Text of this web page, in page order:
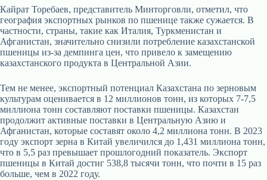
Кайрат Торебаев, представитель Минторговли, отметил, что
география экспортных рынков по пшенице также сужается. В
частности, страны, такие как Италия, Туркменистан и
Афганистан, значительно снизили потребление казахстанской
пшеницы из-за демпинга цен, что привело к замещению
казахстанского продукта в Центральной Азии.
Тем не менее, экспортный потенциал Казахстана по зерновым
культурам оценивается в 12 миллионов тонн, из которых 7-7,5
миллиона тонн составляют поставки пшеницы. Казахстан
продолжит активные поставки в Центральную Азию и
Афганистан, которые составят около 4,2 миллиона тонн. В 2023
году экспорт зерна в Китай увеличился до 1,431 миллиона тонн,
что в 5,5 раз превышает прошлогодний показатель. Экспорт
пшеницы в Китай достиг 538,8 тысячи тонн, что почти в 15 раз
больше, чем в 2022 году.